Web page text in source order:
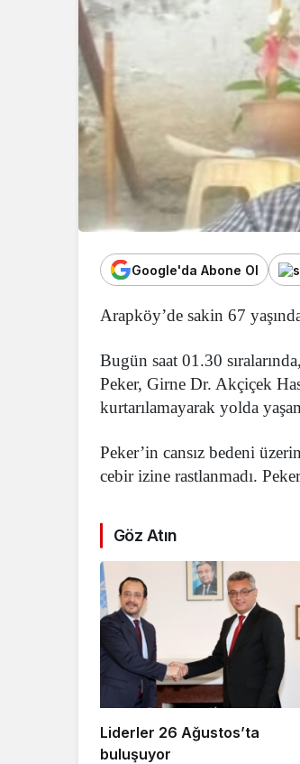
Google'da Abone Ol
Arapköy’de sakin 67
Bugün saat 01.30
Peker, Girne Dr. Akçiçek
kurtarılamayarak yolda
Peker’in cansız bedeni
cebir izine rastlanmadı.
Göz Atın
Liderler 26 Ağustos’ta
buluşuyor